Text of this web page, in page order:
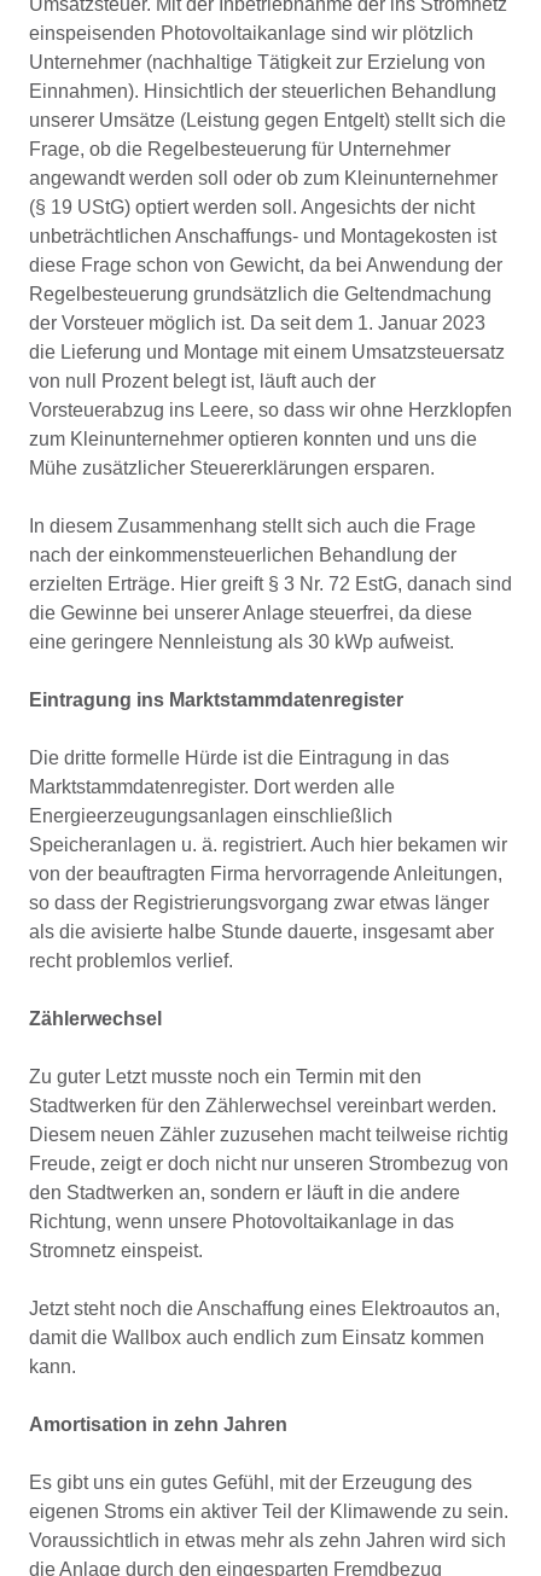
Umsatzsteuer. Mit der Inbetriebnahme der ins Stromnetz
einspeisenden Photovoltaikanlage sind wir plötzlich
Unternehmer (nachhaltige Tätigkeit zur Erzielung von
Einnahmen). Hinsichtlich der steuerlichen Behandlung
unserer Umsätze (Leistung gegen Entgelt) stellt sich die
Frage, ob die Regelbesteuerung für Unternehmer
angewandt werden soll oder ob zum Kleinunternehmer
(§ 19 UStG) optiert werden soll. Angesichts der nicht
unbeträchtlichen Anschaffungs- und Montagekosten ist
diese Frage schon von Gewicht, da bei Anwendung der
Regelbesteuerung grundsätzlich die Geltendmachung
der Vorsteuer möglich ist. Da seit dem 1. Januar 2023
die Lieferung und Montage mit einem Umsatzsteuersatz
von null Prozent belegt ist, läuft auch der
Vorsteuerabzug ins Leere, so dass wir ohne Herzklopfen
zum Kleinunternehmer optieren konnten und uns die
Mühe zusätzlicher Steuererklärungen ersparen.
In diesem Zusammenhang stellt sich auch die Frage
nach der einkommensteuerlichen Behandlung der
erzielten Erträge. Hier greift § 3 Nr. 72 EstG, danach sind
die Gewinne bei unserer Anlage steuerfrei, da diese
eine geringere Nennleistung als 30 kWp aufweist.
Eintragung ins Marktstammdatenregister
Die dritte formelle Hürde ist die Eintragung in das
Marktstammdatenregister. Dort werden alle
Energieerzeugungsanlagen einschließlich
Speicheranlagen u. ä. registriert. Auch hier bekamen wir
von der beauftragten Firma hervorragende Anleitungen,
so dass der Registrierungsvorgang zwar etwas länger
als die avisierte halbe Stunde dauerte, insgesamt aber
recht problemlos verlief.
Zählerwechsel
Zu guter Letzt musste noch ein Termin mit den
Stadtwerken für den Zählerwechsel vereinbart werden.
Diesem neuen Zähler zuzusehen macht teilweise richtig
Freude, zeigt er doch nicht nur unseren Strombezug von
den Stadtwerken an, sondern er läuft in die andere
Richtung, wenn unsere Photovoltaikanlage in das
Stromnetz einspeist.
Jetzt steht noch die Anschaffung eines Elektroautos an,
damit die Wallbox auch endlich zum Einsatz kommen
kann.
Amortisation in zehn Jahren
Es gibt uns ein gutes Gefühl, mit der Erzeugung des
eigenen Stroms ein aktiver Teil der Klimawende zu sein.
Voraussichtlich in etwas mehr als zehn Jahren wird sich
die Anlage durch den eingesparten Fremdbezug